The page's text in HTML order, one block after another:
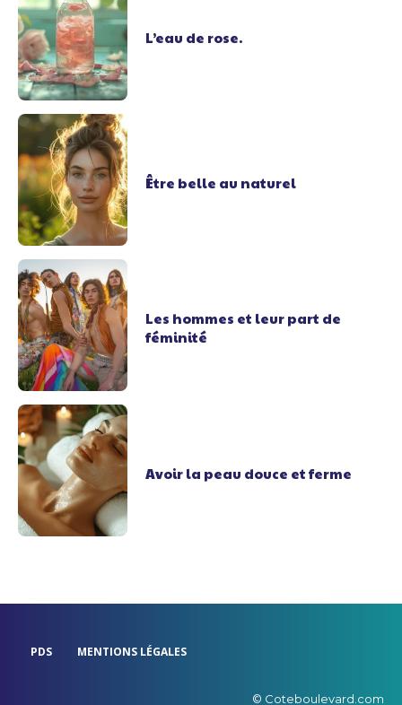
L’eau de rose.
Être belle au naturel
Les hommes et leur part de
féminité
Avoir la peau douce et ferme
PDS MENTIONS LÉGALES
© Coteboulevard.com